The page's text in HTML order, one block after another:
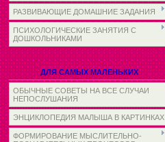
РАЗВИВАЮЩИЕ ДОМАШНИЕ ЗАДАНИЯ
ПСИХОЛОГИЧЕСКИЕ ЗАНЯТИЯ С
ДОШКОЛЬНИКАМИ
ДЛЯ САМЫХ МАЛЕНЬКИХ
ОБЫЧНЫЕ СОВЕТЫ НА ВСЕ СЛУЧАИ
НЕПОСЛУШАНИЯ
ЭНЦИКЛОПЕДИЯ МАЛЫША В КАРТИНКАХ
ФОРМИРОВАНИЕ МЫСЛИТЕЛЬНО-